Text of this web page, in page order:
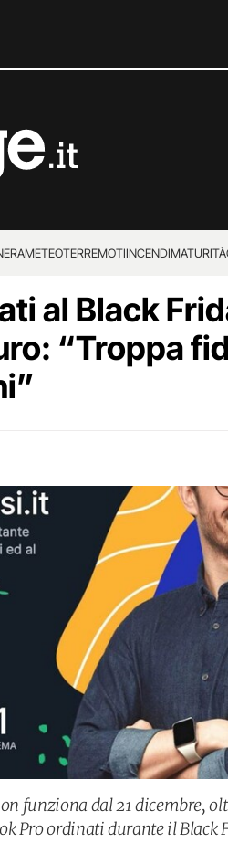
METEOTERREMOTIINCENDIMATURITÀ
al Black
“Troppa
funziona dal 21 dicembre,
Pro ordinati durante il Black